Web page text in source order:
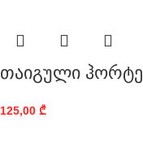
თაიგული
125,00 ₾